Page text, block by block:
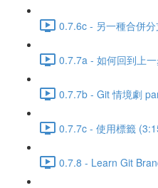
0.7.6c - 另一種合併
0.7.7a - 如何回到上
0.7.7b - Git 情境劇
0.7.7c - 使用標籤
0.7.8 - Learn Git